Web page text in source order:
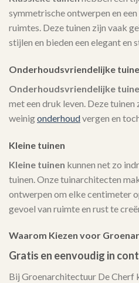
symmetrische ontwerpen en
ruimtes. Deze tuinen zijn vaak
stijlen en bieden een elegant en
Onderhoudsvriendelijke
Onderhoudsvriendelijke
met een druk leven. Deze
weinigonderhoudvergen en
Kleine tuinen
Kleine tuinen kunnen net zo
tuinen. Onze tuinarchitecten
ontwerpen om elke centimeter
gevoel van ruimte en rust te
Waarom Kiezen voor
Gratis en eenvoudig in
Bij Groenarchitectuur De Cherf